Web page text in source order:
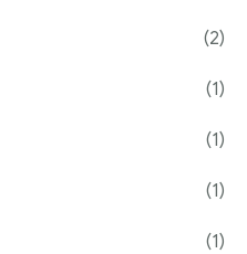
(2)
(1)
(1)
(1)
(1)